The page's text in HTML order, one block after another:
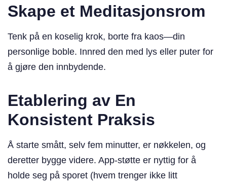
Skape et Meditasjonsrom
Tenk på en koselig krok, borte fra kaos—din
personlige boble. Innred den med lys eller puter for
å gjøre den innbydende.
Etablering av En
Konsistent Praksis
Å starte smått, selv fem minutter, er nøkkelen, og
deretter bygge videre. App-støtte er nyttig for å
holde seg på sporet (hvem trenger ikke litt